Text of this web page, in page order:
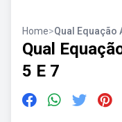
Home>Qual Equação
Qual
5 E 7